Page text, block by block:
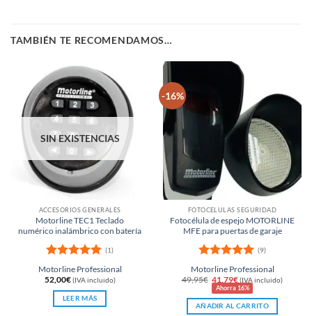
TAMBIÉN TE RECOMENDAMOS…
SIN EXISTENCIAS
ACCESORIOS GENERALES
Motorline TEC1 Teclado
numérico inalámbrico con batería
Valorado
con5de 5
(1)
Motorline Professional
52,00€ (IVA incluido)
LEER MÁS
-16%
FOTOCÉLULAS SEGURIDAD
Fotocélula de espejo MOTORLINE
MFE para puertas de garaje
Valorado
con 5de 5
(9)
Motorline Professional
49,95€ El
precio
original
era:
49,95€.
41,79€El
precio
actual
es:
41,79€.
(IVA incluido)
Ahorra 16%
AÑADIR AL CARRITO